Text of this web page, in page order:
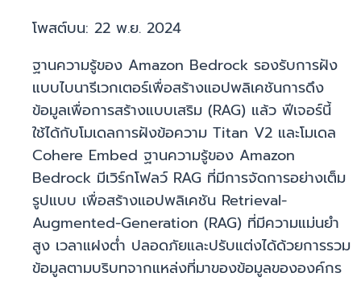
โพสต์บน: 22 พ.ย. 2024
ฐานความรู้ของ Amazon Bedrock รองรับการฝัง
แบบไบนารีเวกเตอร์เพื่อสร้างแอปพลิเคชันการดึง
ข้อมูลเพื่อการสร้างแบบเสริม (RAG) แล้ว ฟีเจอร์นี้
ใช้ได้กับโมเดลการฝังข้อความ Titan V2 และโมเดล
Cohere Embed ฐานความรู้ของ Amazon
Bedrock มีเวิร์กโฟลว์ RAG ที่มีการจัดการอย่างเต็ม
รูปแบบ เพื่อสร้างแอปพลิเคชัน Retrieval-
Augmented-Generation (RAG) ที่มีความแม่นยำ
สูง เวลาแฝงต่ำ ปลอดภัยและปรับแต่งได้ด้วยการรวม
ข้อมูลตามบริบทจากแหล่งที่มาของข้อมูลขององค์กร